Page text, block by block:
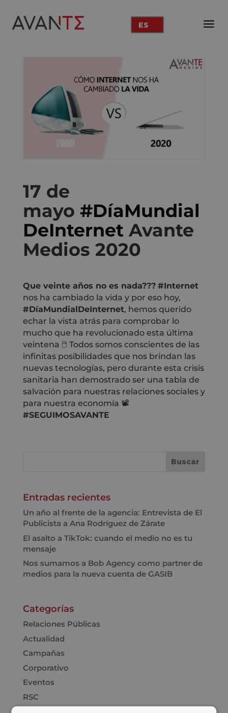
ES
17 de
mayo #DíaMundial
DeInternetAvante
Medios 2020
Que veinte años no es nada??? #Internet
nos ha cambiado la vida y por eso hoy,
#DíaMundialDeInternet, hemos querido
echar la vista atrás para comprobar lo
mucho que ha revolucionado esta última
veintena 🖱 Todos somos conscientes de las
infinitas posibilidades que nos brindan las
nuevas tecnologías, pero durante esta crisis
sanitaria han demostrado ser una tabla de
salvación para nuestras relaciones sociales y
para nuestra economía 📽
#SEGUIMOSAVANTE
Entradas recientes
Un año al frente de la agencia: Entrevista de El
Publicista a Ana Rodríguez de Zárate
El asalto a TikTok: cuando el medio no es tu
mensaje
Nos sumamos a Bob Agency como partner de
medios para la nueva cuenta de GASIB
Categorías
Relaciones Públicas
Actualidad
Campañas
Corporativo
Eventos
RSC